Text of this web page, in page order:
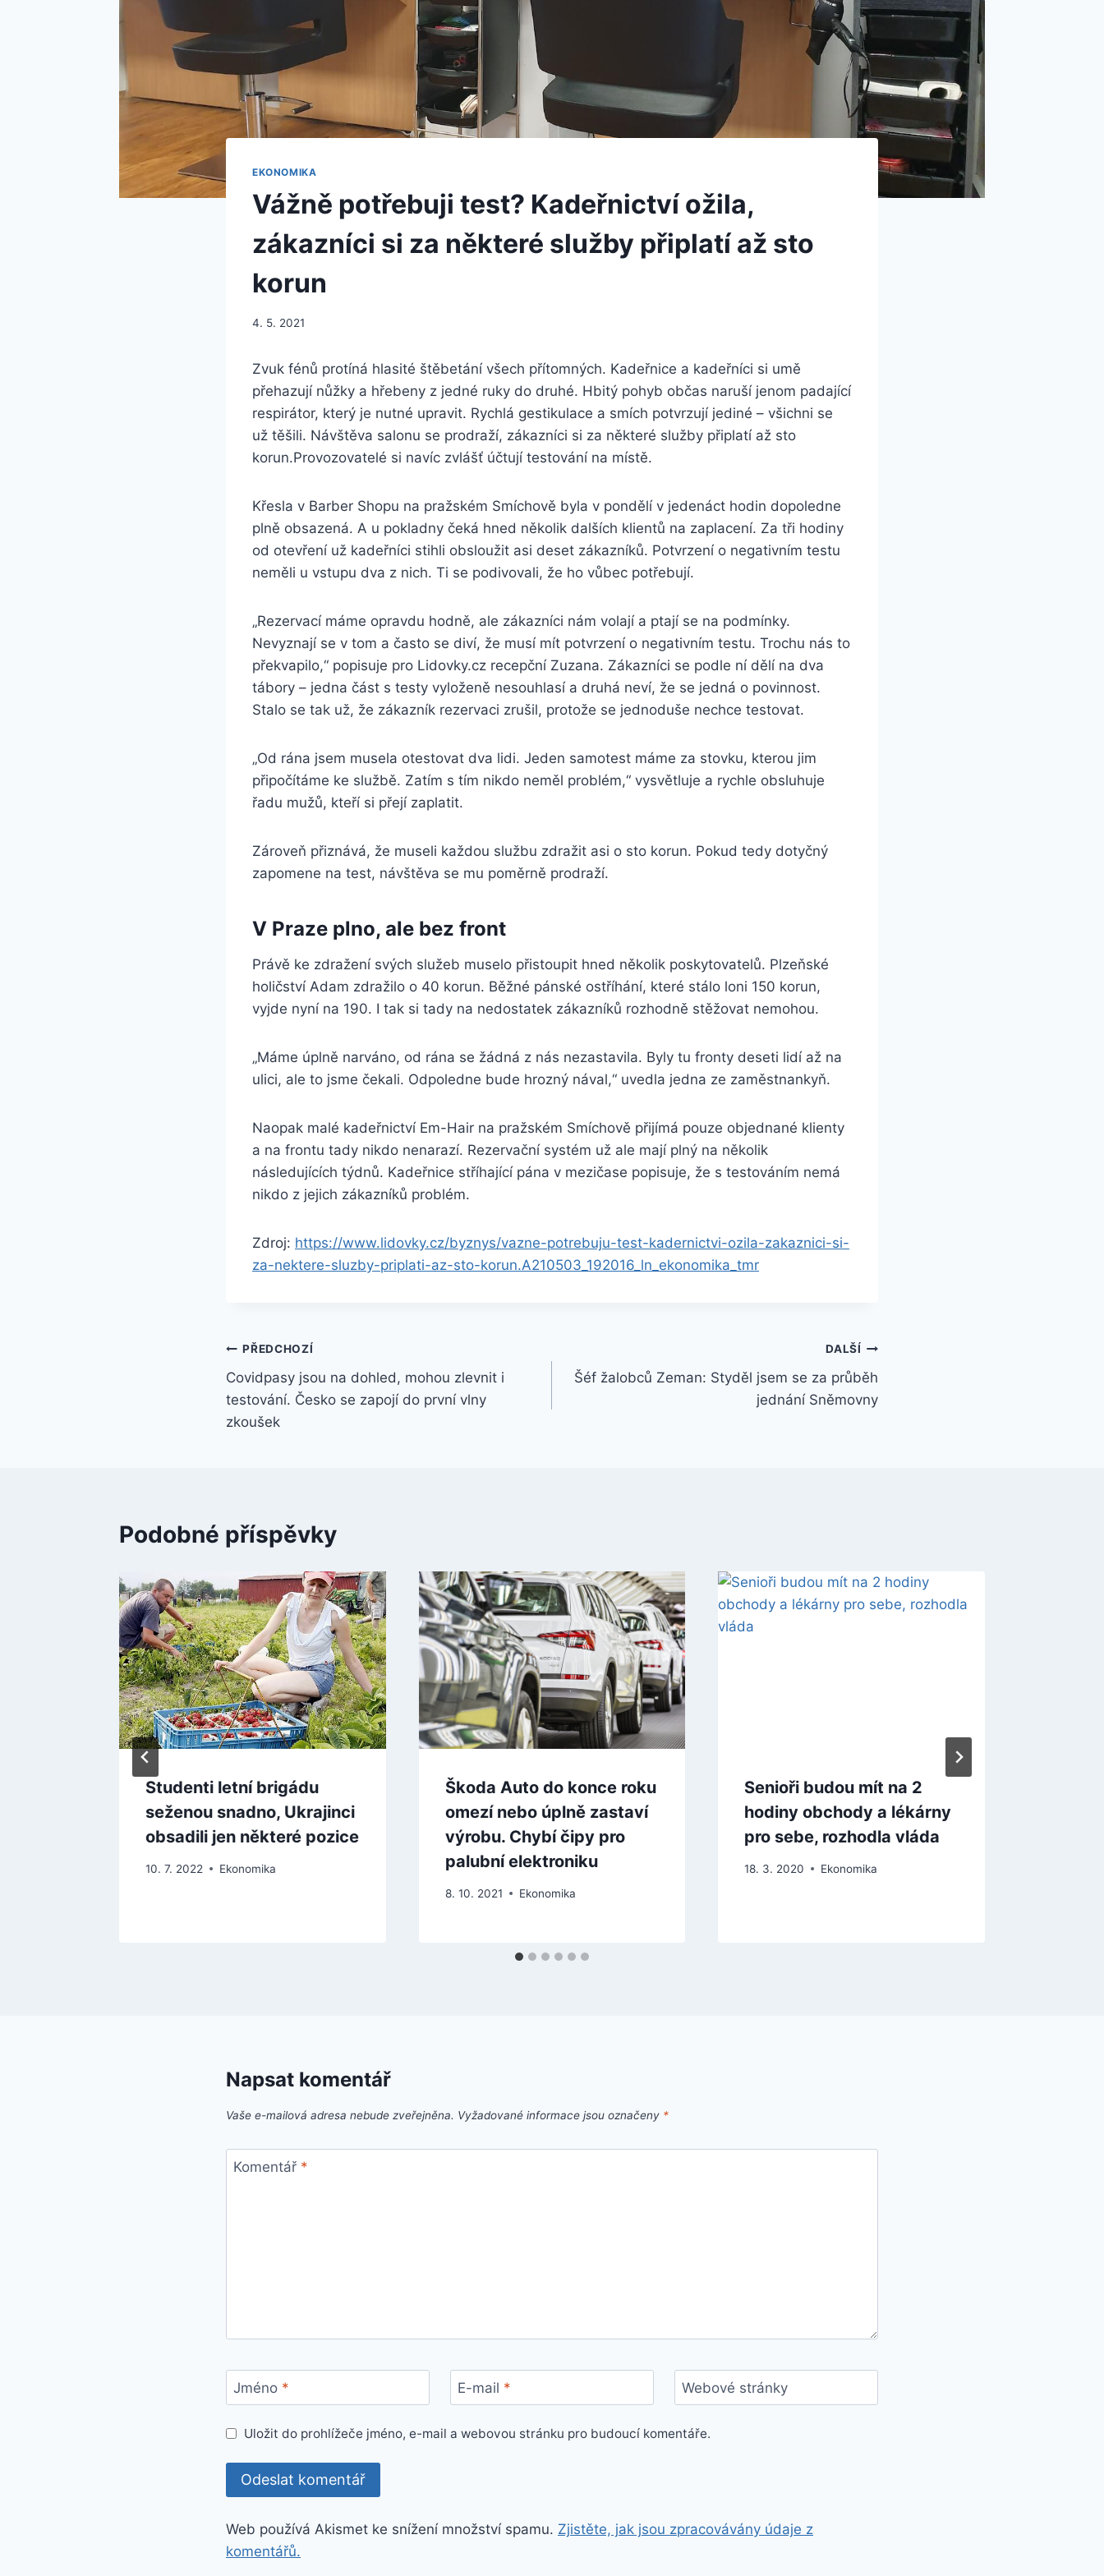
EKONOMIKA
Vážně potřebuji test? Kadeřnictví ožila,
zákazníci si za některé služby připlatí až sto
korun
4. 5. 2021
Zvuk fénů protíná hlasité štěbetání všech přítomných. Kadeřnice a kadeřníci si umě
přehazují nůžky a hřebeny z jedné ruky do druhé. Hbitý pohyb občas naruší jenom padající
respirátor, který je nutné upravit. Rychlá gestikulace a smích potvrzují jediné – všichni se
už těšili. Návštěva salonu se prodraží, zákazníci si za některé služby připlatí až sto
korun.Provozovatelé si navíc zvlášť účtují testování na místě.
Křesla v Barber Shopu na pražském Smíchově byla v pondělí v jedenáct hodin dopoledne
plně obsazená. A u pokladny čeká hned několik dalších klientů na zaplacení. Za tři hodiny
od otevření už kadeřníci stihli obsloužit asi deset zákazníků. Potvrzení o negativním testu
neměli u vstupu dva z nich. Ti se podivovali, že ho vůbec potřebují.
„Rezervací máme opravdu hodně, ale zákazníci nám volají a ptají se na podmínky.
Nevyznají se v tom a často se diví, že musí mít potvrzení o negativním testu. Trochu nás to
překvapilo,“ popisuje pro Lidovky.cz recepční Zuzana. Zákazníci se podle ní dělí na dva
tábory – jedna část s testy vyloženě nesouhlasí a druhá neví, že se jedná o povinnost.
Stalo se tak už, že zákazník rezervaci zrušil, protože se jednoduše nechce testovat.
„Od rána jsem musela otestovat dva lidi. Jeden samotest máme za stovku, kterou jim
připočítáme ke službě. Zatím s tím nikdo neměl problém,“ vysvětluje a rychle obsluhuje
řadu mužů, kteří si přejí zaplatit.
Zároveň přiznává, že museli každou službu zdražit asi o sto korun. Pokud tedy dotyčný
zapomene na test, návštěva se mu poměrně prodraží.
V Praze plno, ale bez front
Právě ke zdražení svých služeb muselo přistoupit hned několik poskytovatelů. Plzeňské
holičství Adam zdražilo o 40 korun. Běžné pánské ostříhání, které stálo loni 150 korun,
vyjde nyní na 190. I tak si tady na nedostatek zákazníků rozhodně stěžovat nemohou.
„Máme úplně narváno, od rána se žádná z nás nezastavila. Byly tu fronty deseti lidí až na
ulici, ale to jsme čekali. Odpoledne bude hrozný nával,“ uvedla jedna ze zaměstnankyň.
Naopak malé kadeřnictví Em-Hair na pražském Smíchově přijímá pouze objednané klienty
a na frontu tady nikdo nenarazí. Rezervační systém už ale mají plný na několik
následujících týdnů. Kadeřnice stříhající pána v mezičase popisuje, že s testováním nemá
nikdo z jejich zákazníků problém.
Zdroj: https://www.lidovky.cz/byznys/vazne-potrebuju-test-kadernictvi-ozila-zakaznici-si-
za-nektere-sluzby-priplati-az-sto-korun.A210503_192016_ln_ekonomika_tmr
Navigace
pro
příspěvek
PŘEDCHOZÍ
Covidpasy jsou na dohled, mohou zlevnit i
testování. Česko se zapojí do první vlny
zkoušek
DALŠÍ
Šéf žalobců Zeman: Styděl jsem se za průběh
jednání Sněmovny
Podobné příspěvky
Studenti letní brigádu
seženou snadno, Ukrajinci
obsadili jen některé pozice
10. 7. 2022 Ekonomika
Škoda Auto do konce roku
omezí nebo úplně zastaví
výrobu. Chybí čipy pro
palubní elektroniku
8. 10. 2021 Ekonomika
Senioři budou mít na 2
hodiny obchody a lékárny
pro sebe, rozhodla vláda
18. 3. 2020 Ekonomika
Napsat komentář
Vaše e-mailová adresa nebude zveřejněna. Vyžadované informace jsou označeny *
Komentář *
Jméno * E-mail * Webové stránky
Uložit do prohlížeče jméno, e-mail a webovou stránku pro budoucí komentáře.
Web používá Akismet ke snížení množství spamu. Zjistěte, jak jsou zpracovávány údaje z
komentářů.